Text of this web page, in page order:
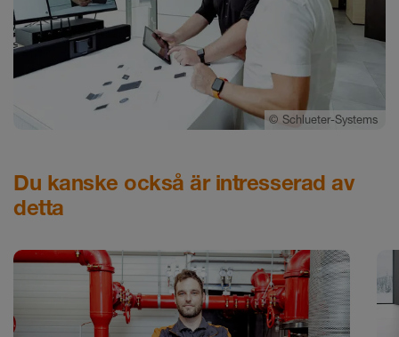
© Schlueter-Systems
Du kanske också är intresserad av
detta